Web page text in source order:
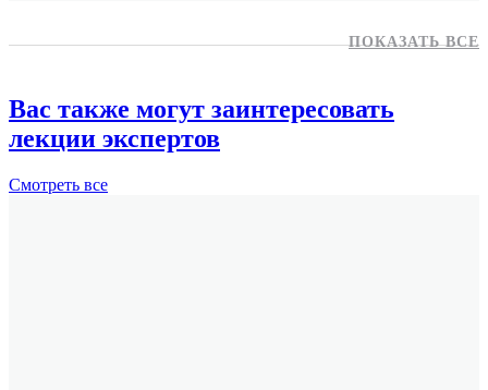
ПОКАЗАТЬ ВСЕ
Вас также могут заинтересовать
лекции экспертов
Смотреть все